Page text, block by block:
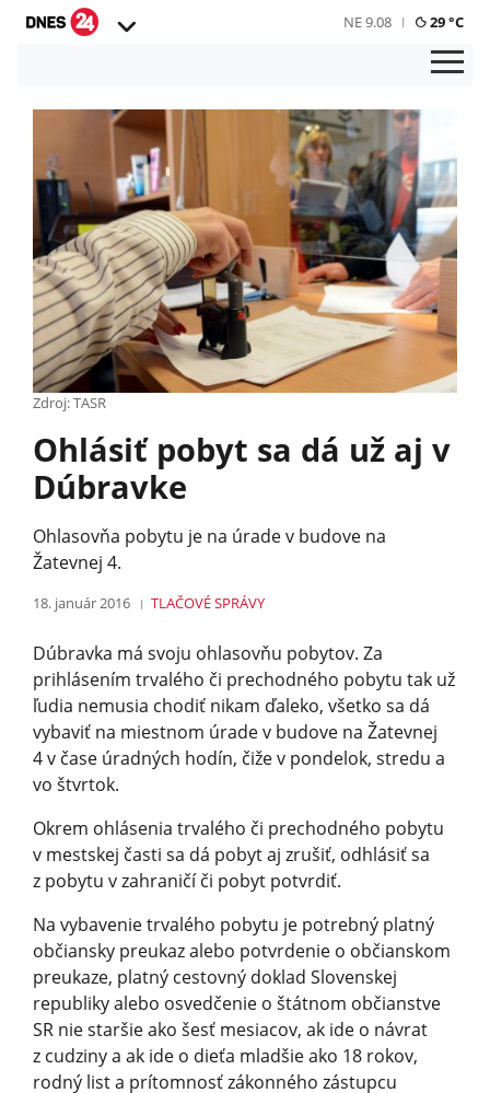
NE 9.08 29 °C
Zdroj: TASR
Ohlásiť pobyt sa dá už aj v
Dúbravke
Ohlasovňa pobytu je na úrade v budove na
Žatevnej 4.
18. január 2016 TLAČOVÉ SPRÁVY
Dúbravka má svoju ohlasovňu pobytov. Za
prihlásením trvalého či prechodného pobytu tak už
ľudia nemusia chodiť nikam ďaleko, všetko sa dá
vybaviť na miestnom úrade v budove na Žatevnej
4 v čase úradných hodín, čiže v pondelok, stredu a
vo štvrtok.
Okrem ohlásenia trvalého či prechodného pobytu
v mestskej časti sa dá pobyt aj zrušiť, odhlásiť sa
z pobytu v zahraničí či pobyt potvrdiť.
Na vybavenie trvalého pobytu je potrebný platný
občiansky preukaz alebo potvrdenie o občianskom
preukaze, platný cestovný doklad Slovenskej
republiky alebo osvedčenie o štátnom občianstve
SR nie staršie ako šesť mesiacov, ak ide o návrat
z cudziny a ak ide o dieťa mladšie ako 18 rokov,
rodný list a prítomnosť zákonného zástupcu